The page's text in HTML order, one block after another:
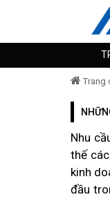
Trang
Nhu
thế
kinh
đầu